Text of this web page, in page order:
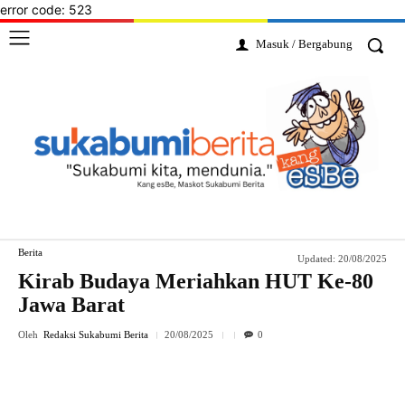
error code: 523
Masuk / Bergabung
Berita
Updated: 20/08/2025
Kirab Budaya Meriahkan HUT Ke-80
Jawa Barat
Oleh Redaksi Sukabumi Berita 20/08/2025 0